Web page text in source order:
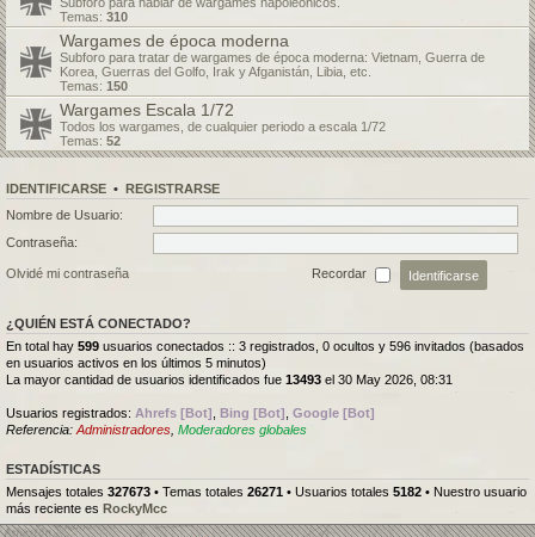
Temas: 310
Wargames de época moderna
Subforo para tratar de wargames de época moderna: Vietnam, Guerra de
Korea, Guerras del Golfo, Irak y Afganistán, Libia, etc.
Temas: 150
Wargames Escala 1/72
Todos los wargames, de cualquier periodo a escala 1/72
Temas: 52
IDENTIFICARSE • REGISTRARSE
Nombre de Usuario:
Contraseña:
Olvidé mi contraseña Recordar
¿QUIÉN ESTÁ CONECTADO?
En total hay 599 usuarios conectados :: 3 registrados, 0 ocultos y 596 invitados (basados
en usuarios activos en los últimos 5 minutos)
La mayor cantidad de usuarios identificados fue 13493 el 30 May 2026, 08:31
Usuarios registrados: Ahrefs [Bot] Bing [Bot] Google [Bot]
Referencia: Administradores Moderadores globales
ESTADÍSTICAS
Mensajes totales 327673 • Temas totales 26271 • Usuarios totales 5182 • Nuestro usuario
más reciente es RockyMcc